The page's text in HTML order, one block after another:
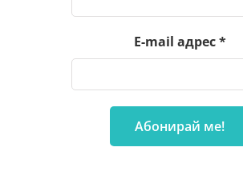
E-mail адрес*